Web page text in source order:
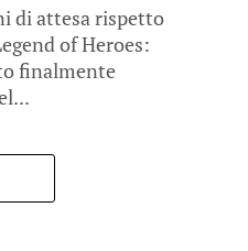
di attesa rispetto
of Heroes:
finalmente